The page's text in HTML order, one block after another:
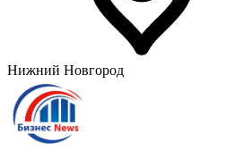
Нижний Новгород